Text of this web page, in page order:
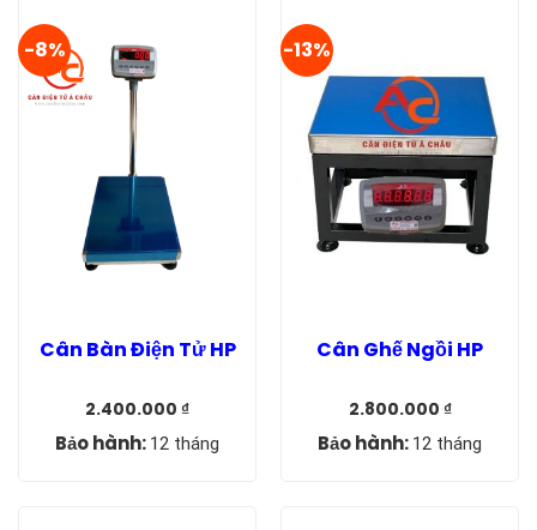
-8%
Cân Bàn Điện Tử HP
Giá
gốc
là:
2.400.000 ₫
Giá
hiện
tại
Bảo hành: 12 tháng
-13%
Cân Ghế Ngồi HP
Giá
gốc
là:
2.800.000 ₫
Giá
hiện
tại
Bảo hành: 12 tháng